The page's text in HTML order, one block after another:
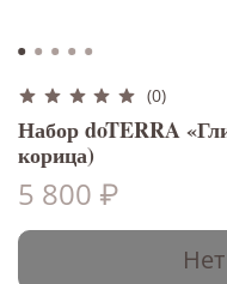
(0)
Набор doTERRA
корица)
5 800 ₽